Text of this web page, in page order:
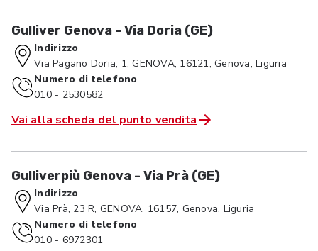
Gulliver Genova - Via Doria (GE)
Indirizzo
Via Pagano Doria, 1, GENOVA, 16121, Genova, Liguria
Numero di telefono
010 - 2530582
Vai alla scheda del punto vendita
Gulliverpiù Genova - Via Prà (GE)
Indirizzo
Via Prà, 23 R, GENOVA, 16157, Genova, Liguria
Numero di telefono
010 - 6972301